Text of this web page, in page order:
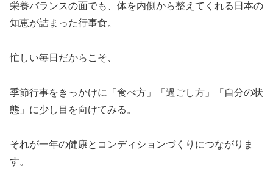
栄養バランスの面でも、体を内側から整えてくれる日本の
知恵が詰まった行事食。
忙しい毎日だからこそ、
季節行事をきっかけに「食べ方」「過ごし方」「自分の状
態」に少し目を向けてみる。
それが一年の健康とコンディションづくりにつながりま
す。